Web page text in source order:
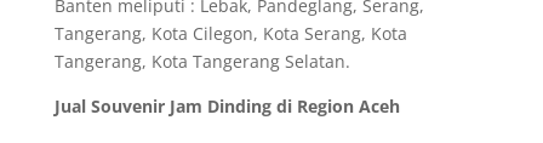
Banten meliputi : Lebak, Pandeglang, Serang,
Tangerang, Kota Cilegon, Kota Serang, Kota
Tangerang, Kota Tangerang Selatan.
Jual Souvenir Jam Dinding di Region Aceh